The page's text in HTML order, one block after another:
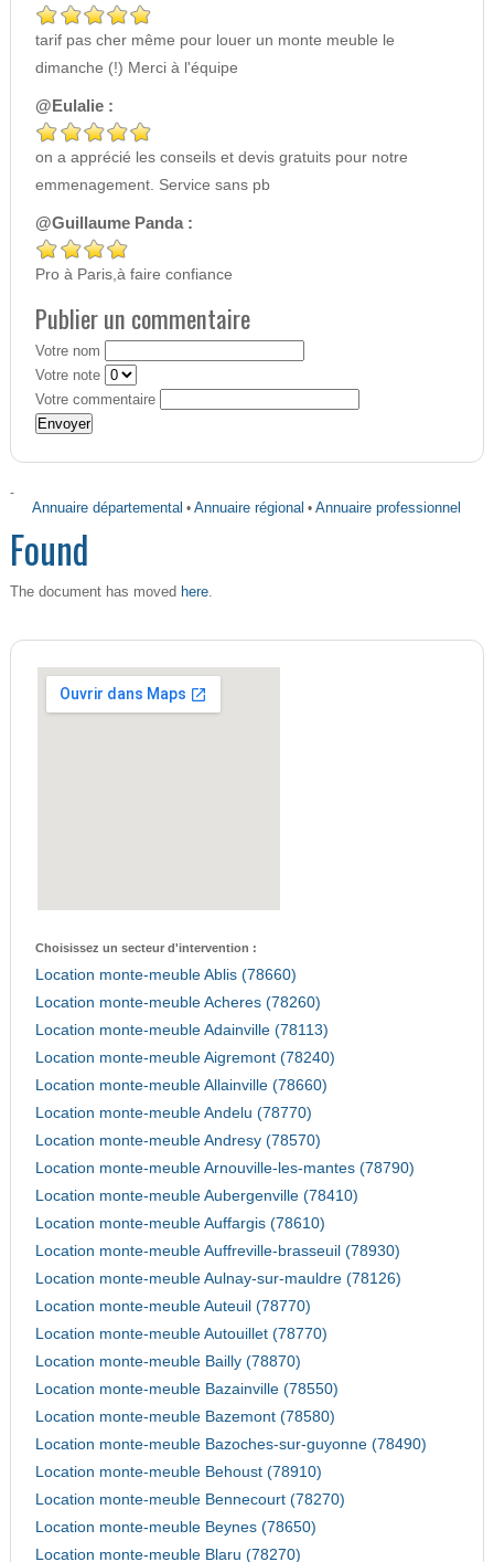
tarif pas cher même pour louer un monte meuble le
dimanche (!) Merci à l'équipe
@Eulalie :
on a apprécié les conseils et devis gratuits pour notre
emmenagement. Service sans pb
@Guillaume Panda :
Pro à Paris,à faire confiance
Publier un commentaire
Votre nom
Votre note
Votre commentaire
-
Annuaire départemental •Annuaire régional •Annuaire professionnel
Found
The document has moved here.
Choisissez un secteur d'intervention :
Location monte-meuble Ablis (78660)
Location monte-meuble Acheres (78260)
Location monte-meuble Adainville (78113)
Location monte-meuble Aigremont (78240)
Location monte-meuble Allainville (78660)
Location monte-meuble Andelu (78770)
Location monte-meuble Andresy (78570)
Location monte-meuble Arnouville-les-mantes (78790)
Location monte-meuble Aubergenville (78410)
Location monte-meuble Auffargis (78610)
Location monte-meuble Auffreville-brasseuil (78930)
Location monte-meuble Aulnay-sur-mauldre (78126)
Location monte-meuble Auteuil (78770)
Location monte-meuble Autouillet (78770)
Location monte-meuble Bailly (78870)
Location monte-meuble Bazainville (78550)
Location monte-meuble Bazemont (78580)
Location monte-meuble Bazoches-sur-guyonne (78490)
Location monte-meuble Behoust (78910)
Location monte-meuble Bennecourt (78270)
Location monte-meuble Beynes (78650)
Location monte-meuble Blaru (78270)